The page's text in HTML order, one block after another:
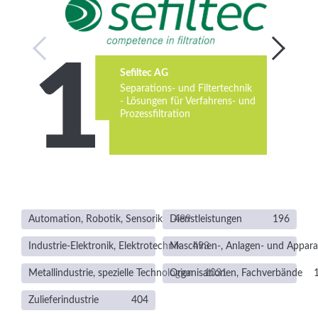
Newsletter
Sefiltec AG
Separations- und Filtertechnik
- Lösungen für Verfahrens- und
Prozessfiltration
Automation, Robotik, Sensorik 489
Dienstleistungen 196
Industrie-Elektronik, Elektrotechnik 493
Maschinen-, Anlagen- und
Metallindustrie, spezielle Technologien 1031
Organisationen, Fachverbände
Zulieferindustrie 404